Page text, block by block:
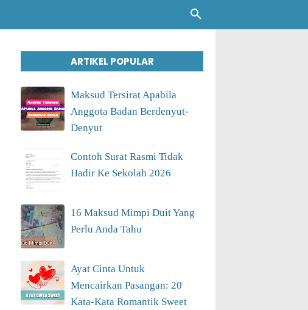
ARTIKEL POPULAR
Maksud Tersirat Apabila
Anggota Badan Berdenyut-
Denyut
Contoh Surat Rasmi Tidak
Hadir Ke Sekolah 2026
16 Maksud Mimpi Duit Yang
Perlu Anda Tahu
Ayat Cinta Untuk
Mencairkan Pasangan: 20
Kata-Kata Romantik Sweet